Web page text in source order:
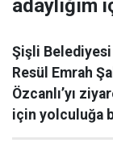
adaylığım
Şişli Belediyesi
Resül Emrah
Özcanlı’yı
için yolculuğa